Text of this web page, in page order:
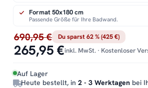
690,95 € Du sparst 62 % (425 €)
265,95 €inkl. MwSt. · Kostenloser
Auf Lager
Heute bestellt, in 2 - 3 Werktagen bei
Format 50x180 cm
Passende Größe für Ihre Badwand.